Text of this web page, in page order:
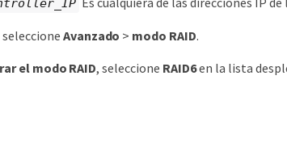
Avanzado > modo RAID.
el modo RAID, seleccione RAID6en la lista